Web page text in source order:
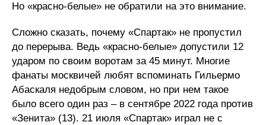
Но «красно-белые» не обратили на это внимание.
Сложно сказать, почему «Спартак» не пропустил
до перерыва. Ведь «красно-белые» допустили 12
ударом по своим воротам за 45 минут. Многие
фанаты москвичей любят вспоминать Гильермо
Абаскаля недобрым словом, но при нем такое
было всего один раз – в сентябре 2022 года против
«Зенита» (13). 21 июля «Спартак» играл не с